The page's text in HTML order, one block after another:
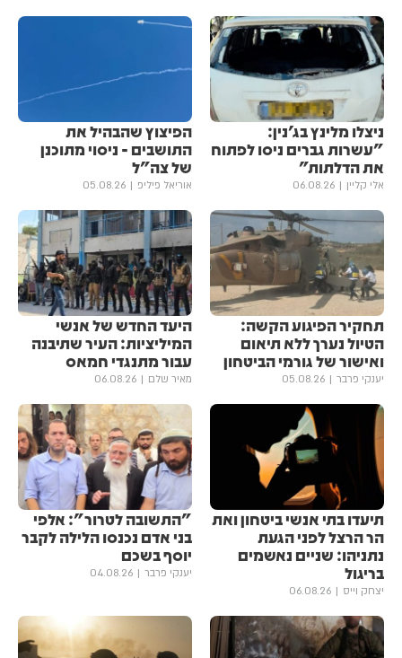
ניצלו מלינץ בג'נין:
"עשרות גברים ניסו לפתוח
את הדלתות"
אלי קליין 06.08.26
הפיצוץ שהבהיל את
התושבים - ניסוי מתוכנן
של צה"ל
אוריאל פיליפ 05.08.26
תחקיר הפיגוע הקשה:
הטיול נערך ללא תיאום
ואישור של גורמי הביטחון
יענקי פרבר 05.08.26
היעד החדש של אנשי
המיליציות: העיר שתיבנה
עבור מתנגדי חמאס
מאיר שלם 06.08.26
תיעדו בתי אנשי ביטחון ואת
הר הרצל לפני הגעת
נתניהו: שניים נאשמים
בריגול
יצחק וייס 06.08.26
"התשובה לטרור": אלפי
בני אדם נכנסו הלילה לקבר
יוסף בשכם
יענקי פרבר 04.08.26